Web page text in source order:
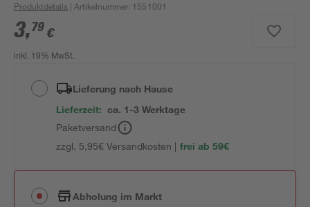
Produktdetails | Artikelnummer: 1551001
3,79 €
inkl. 19% MwSt.
Lieferung nach Hause
Lieferzeit: ca. 1-3 Werktage
Paketversand
zzgl. 5,95€ Versandkosten | frei ab 59€
Abholung im Markt